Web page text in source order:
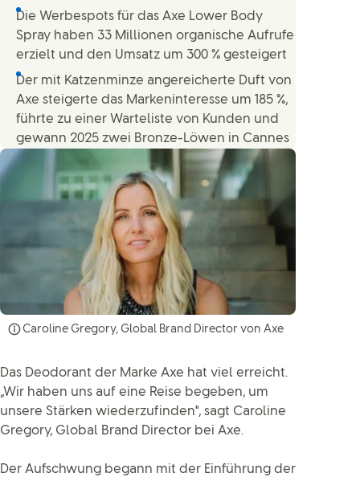
Die Werbespots für das Axe Lower Body
Spray haben 33 Millionen organische Aufrufe
erzielt und den Umsatz um 300 % gesteigert
Der mit Katzenminze angereicherte Duft von
Axe steigerte das Markeninteresse um 185 %,
führte zu einer Warteliste von Kunden und
gewann 2025 zwei Bronze-Löwen in Cannes
Caroline Gregory, Global Brand Director von Axe
Das Deodorant der Marke Axe hat viel erreicht.
„Wir haben uns auf eine Reise begeben, um
unsere Stärken wiederzufinden", sagt Caroline
Gregory, Global Brand Director bei Axe.
Der Aufschwung begann mit der Einführung der